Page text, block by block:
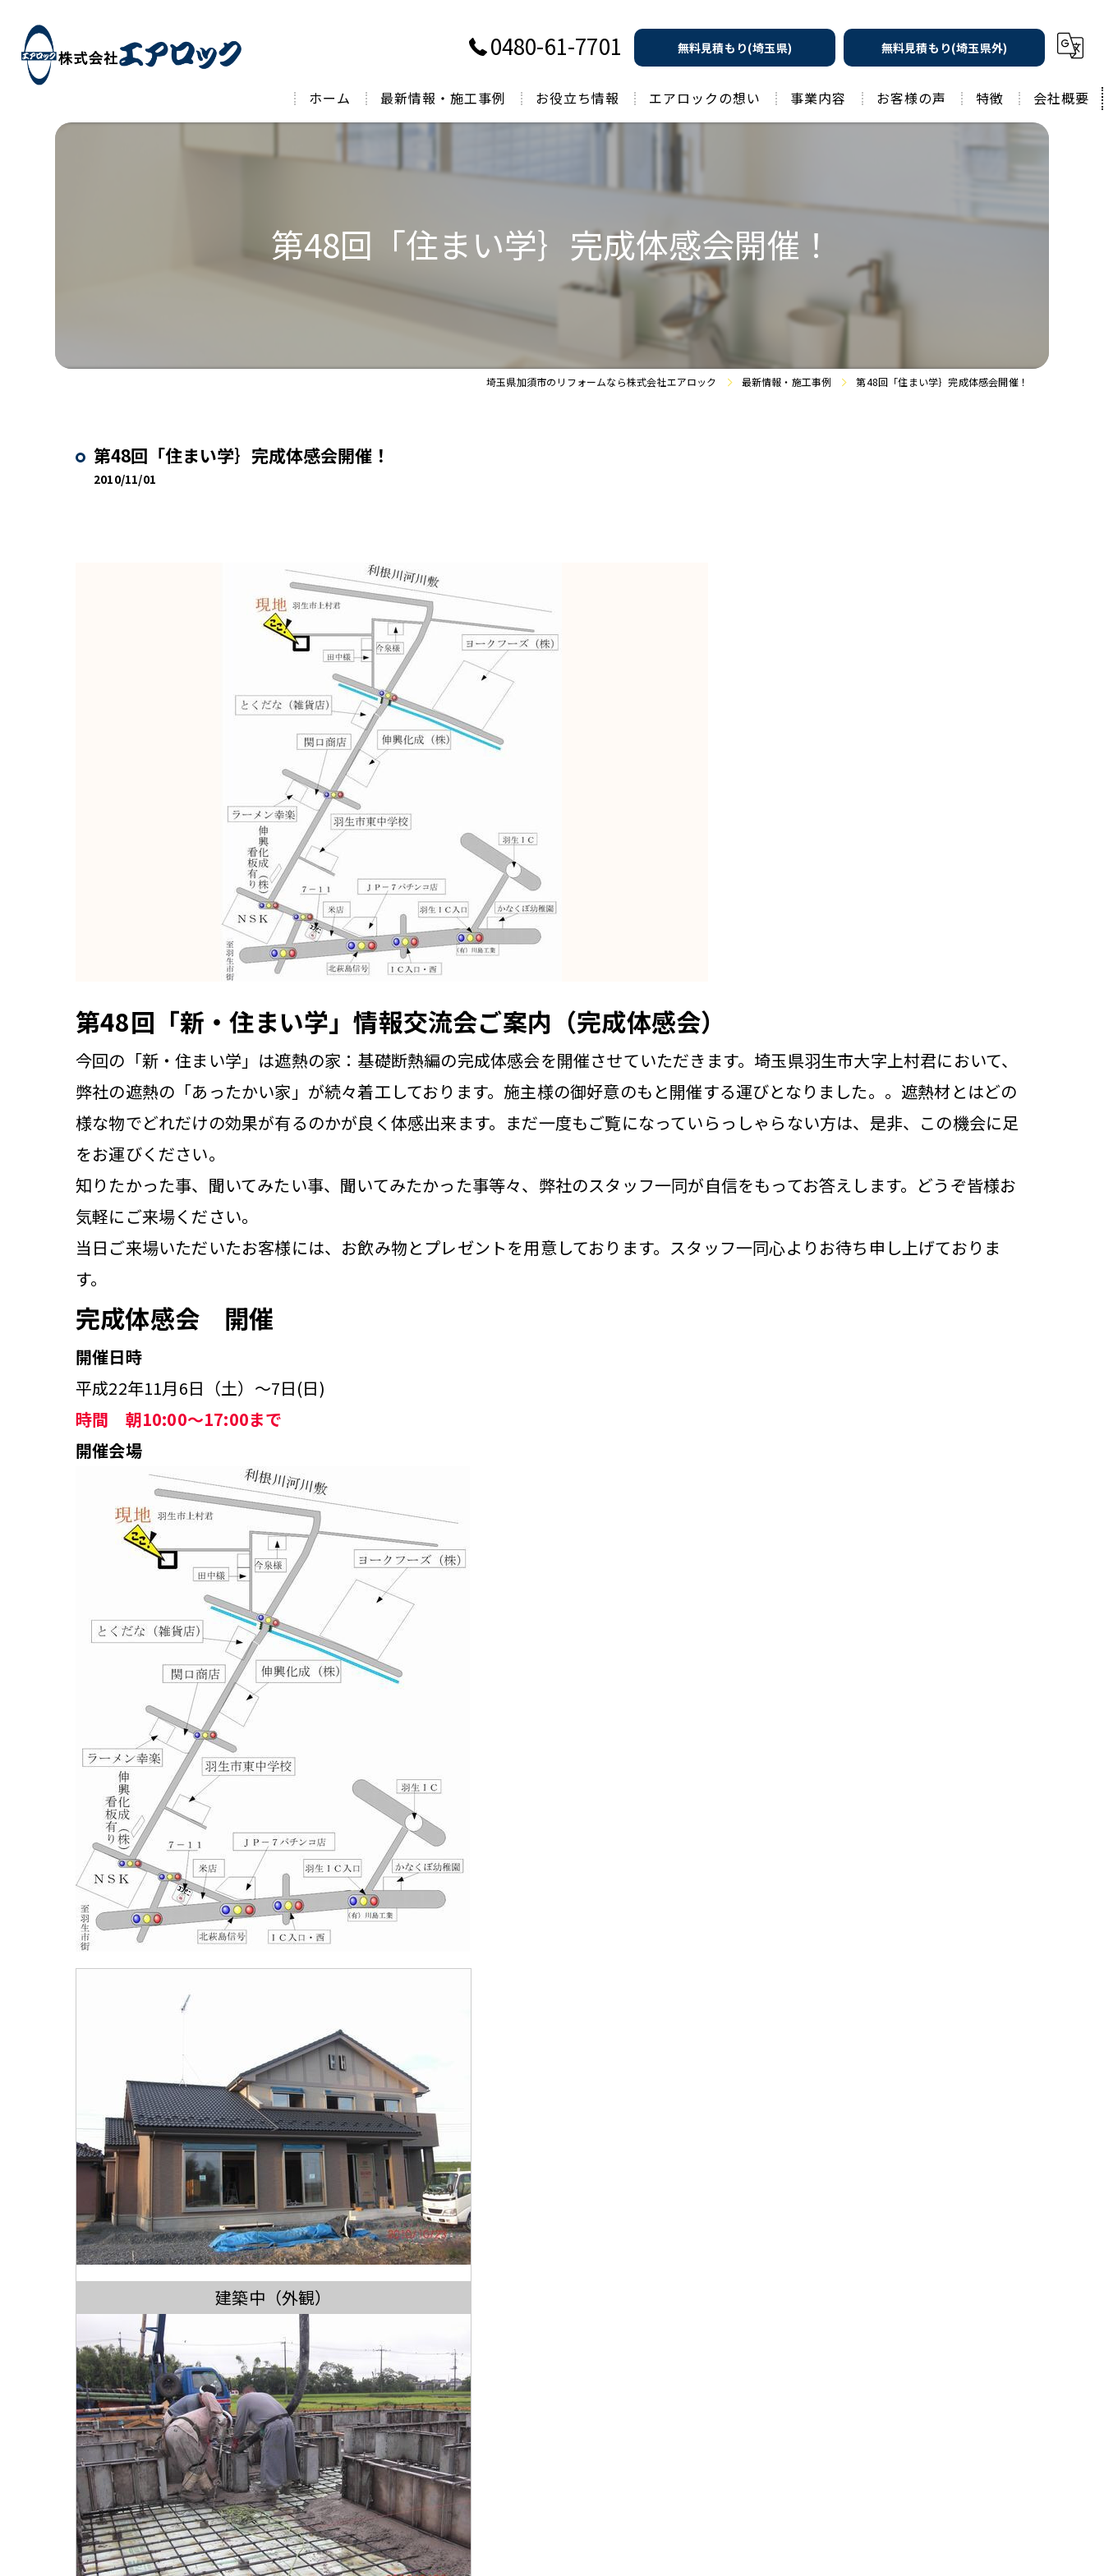
0480-61-7701 無料見積もり(埼玉県) 無料見積もり(埼玉県外)
ホーム 最新情報・施工事例 お役立ち情報 エアロックの想い 事業内容 お客様の声 特徴
工務店
水回り
会社概要
第48回「住まい学｝完成体感会開催！
埼玉県加須市のリフォームなら株式会社エアロック 最新情報・施工事例 第48回「住まい学｝完成体感会開催！
第48回「住まい学｝完成体感会開催！
2010/11/01
第48回「新・住まい学」情報交流会ご案内（完成体感会）
今回の「新・住まい学」は遮熱の家：基礎断熱編の完成体感会を開催させていただきます。埼玉県羽生市大字上村君において、
弊社の遮熱の「あったかい家」が続々着工しております。施主様の御好意のもと開催する運びとなりました。。遮熱材とはどの
様な物でどれだけの効果が有るのかが良く体感出来ます。まだ一度もご覧になっていらっしゃらない方は、是非、この機会に足
をお運びください。
知りたかった事、聞いてみたい事、聞いてみたかった事等々、弊社のスタッフ一同が自信をもってお答えします。どうぞ皆様お
気軽にご来場ください。
当日ご来場いただいたお客様には、お飲み物とプレゼントを用意しております。スタッフ一同心よりお待ち申し上げておりま
す。
完成体感会 開催
開催日時
平成22年11月6日（土）～7日(日)
時間 朝10:00～17:00まで
開催会場
建築中（外観）